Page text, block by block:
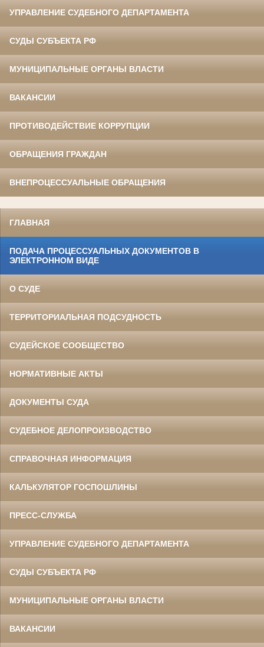
УПРАВЛЕНИЕ СУДЕБНОГО ДЕПАРТАМЕНТА
СУДЫ СУБЪЕКТА РФ
МУНИЦИПАЛЬНЫЕ ОРГАНЫ ВЛАСТИ
ВАКАНСИИ
ПРОТИВОДЕЙСТВИЕ КОРРУПЦИИ
ОБРАЩЕНИЯ ГРАЖДАН
ВНЕПРОЦЕССУАЛЬНЫЕ ОБРАЩЕНИЯ
ГЛАВНАЯ
ПОДАЧА ПРОЦЕССУАЛЬНЫХ ДОКУМЕНТОВ В
ЭЛЕКТРОННОМ ВИДЕ
О СУДЕ
ТЕРРИТОРИАЛЬНАЯ ПОДСУДНОСТЬ
СУДЕЙСКОЕ СООБЩЕСТВО
НОРМАТИВНЫЕ АКТЫ
ДОКУМЕНТЫ СУДА
СУДЕБНОЕ ДЕЛОПРОИЗВОДСТВО
СПРАВОЧНАЯ ИНФОРМАЦИЯ
КАЛЬКУЛЯТОР ГОСПОШЛИНЫ
ПРЕСС-СЛУЖБА
УПРАВЛЕНИЕ СУДЕБНОГО ДЕПАРТАМЕНТА
СУДЫ СУБЪЕКТА РФ
МУНИЦИПАЛЬНЫЕ ОРГАНЫ ВЛАСТИ
ВАКАНСИИ